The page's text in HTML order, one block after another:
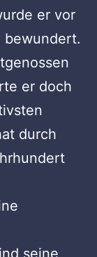
er vor
bewundert.
er doch
durch
seine